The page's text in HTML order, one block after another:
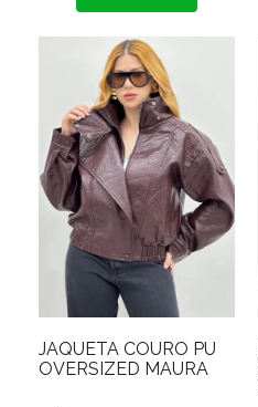
JAQUETA COURO PU
OVERSIZED MAURA